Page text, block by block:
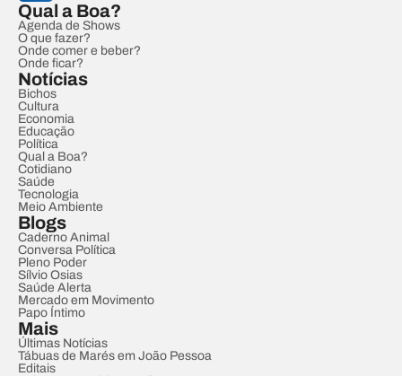
Qual a Boa?
Agenda de Shows
O que fazer?
Onde comer e beber?
Onde ficar?
Notícias
Bichos
Cultura
Economia
Educação
Política
Qual a Boa?
Cotidiano
Saúde
Tecnologia
Meio Ambiente
Blogs
Caderno Animal
Conversa Política
Pleno Poder
Sílvio Osias
Saúde Alerta
Mercado em Movimento
Papo Íntimo
Mais
Últimas Notícias
Tábuas de Marés em João Pessoa
Editais